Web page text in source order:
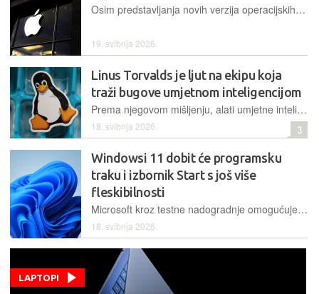
Osim predstavljanja novih verzija operacijskih sustava, očekuje se i da će Apple velik dio događaja posvetiti pametnijoj Siri
19. svibnja 2026.
Linus Torvalds je ljut na ekipu koja
traži bugove umjetnom inteligencijom
Prema njegovom mišljenju, alati umjetne inteligencije su izvrsni "samo ako stvarno pomažu, a ne uzrokuju nepotrebnu bol i besmisleni lažni rad"
18. svibnja 2026. 3
Windowsi 11 dobit će programsku
traku i izbornik Start s još više
fleskibilnosti
Microsoft kroz testne nadogradnje omogućuje premještanje programske trake, smanjenje njezine veličine te jednostavnije upravljanje elementima izbornika Start radi veće produktivnosti i privatnosti
18. svibnja 2026.
LAPTOPI